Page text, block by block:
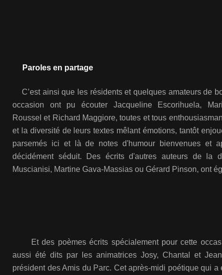
Paroles en partage
C’est ainsi que les résidents et quelques amateurs de
occasion ont pu écouter Jacqueline Escorihuela,
Roussel et Richard Maggiore, toutes et tous
et la diversité de leurs textes mêlant émotions, tantôt
parsemés ici et là de notes d'humour bienvenues et
décidément séduit. Des écrits d'autres auteurs de la
Muscianisi, Martine Gava-Massias ou Gérard Pinson, ont
Et des poèmes écrits spécialement pour cette
aussi été dits par les animatrices Josy, Chantal et
président des Amis du Parc. Cet après-midi poétique qui